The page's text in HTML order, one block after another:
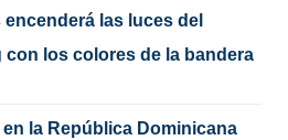
las luces del
con los colores de la bandera
la República Dominicana